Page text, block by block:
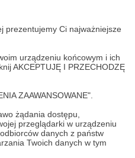
prezentujemy Ci najważniejsze
urządzeniu końcowym i ich
AKCEPTUJĘ I PRZECHODZĘ
ZAAWANSOWANE".
żądania dostępu,
przeglądarki w urządzeniu
danych z państw
Twoich danych w tym